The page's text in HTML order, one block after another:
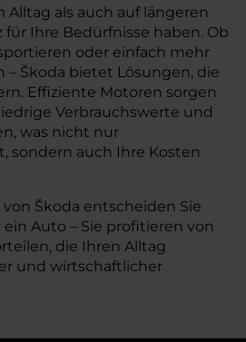
Alltag als auch auf längeren
Ihre Bedürfnisse haben. Ob
oder einfach mehr
Škoda bietet Lösungen, die
Effiziente Motoren sorgen
Verbrauchswerte und
was nicht nur
sondern auch Ihre Kosten
Škoda entscheiden Sie
Auto – Sie profitieren von
die Ihren Alltag
und wirtschaftlicher